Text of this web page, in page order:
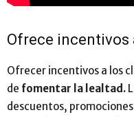
Ofrece incentivos
Ofrecer incentivos a los
de fomentar la lealtad.
descuentos,